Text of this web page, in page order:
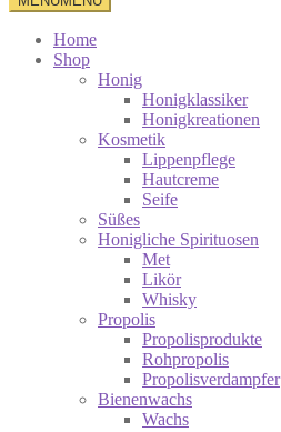
Home
Shop
Honig
Honigklassiker
Honigkreationen
Kosmetik
Lippenpflege
Hautcreme
Seife
Süßes
Honigliche Spirituosen
Met
Likör
Whisky
Propolis
Propolisprodukte
Rohpropolis
Propolisverdampfer
Bienenwachs
Wachs